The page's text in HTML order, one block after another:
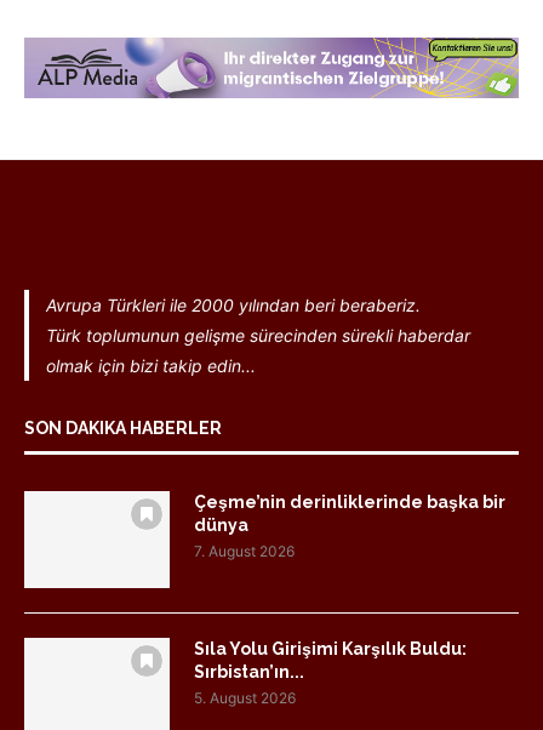
Avrupa Türkleri ile 2000 yılından beri beraberiz.
Türk toplumunun gelişme sürecinden sürekli haberdar
olmak için bizi takip edin...
SON DAKIKA HABERLER
Çeşme’nin derinliklerinde başka bir
dünya
7. August 2026
Sıla Yolu Girişimi Karşılık Buldu:
Sırbistan’ın...
5. August 2026